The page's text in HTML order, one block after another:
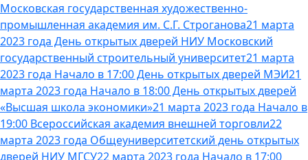
Московская государственная художественно-
промышленная академия им. С.Г. Строганова21 марта
2023 года День открытых дверей НИУ Московский
государственный строительный университет21 марта
2023 года Начало в 17:00 День открытых дверей МЭИ21
марта 2023 года Начало в 18:00 День открытых дверей
«Высшая школа экономики»21 марта 2023 года Начало в
19:00 Всероссийская академия внешней торговли22
марта 2023 года Общеуниверситетский день открытых
дверей НИУ МГСУ22 марта 2023 года Начало в 17:00